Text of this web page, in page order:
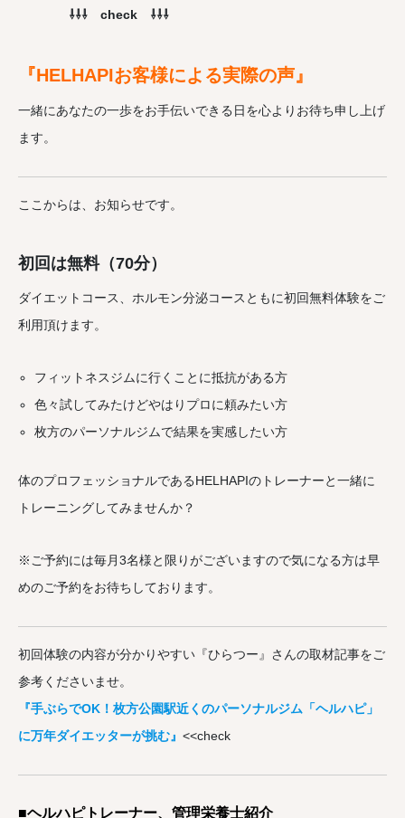
⇩⇩⇩ check ⇩⇩⇩
『HELHAPIお客様による実際の声』
一緒にあなたの一歩をお手伝いできる日を心よりお待ち申し上げ
ます。
ここからは、お知らせです。
初回は無料（70分）
ダイエットコース、ホルモン分泌コースともに初回無料体験をご
利用頂けます。
フィットネスジムに行くことに抵抗がある方
色々試してみたけどやはりプロに頼みたい方
枚方のパーソナルジムで結果を実感したい方
体のプロフェッショナルであるHELHAPIのトレーナーと一緒に
トレーニングしてみませんか？
※ご予約には毎月3名様と限りがございますので気になる方は早
めのご予約をお待ちしております。
初回体験の内容が分かりやすい『ひらつー』さんの取材記事をご
参考くださいませ。
『手ぶらでOK！枚方公園駅近くのパーソナルジム「ヘルハピ」
に万年ダイエッターが挑む』 <<check
■ヘルハピトレーナー、管理栄養士紹介